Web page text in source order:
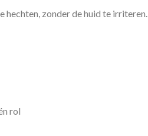
hechten, zonder de huid te
rol